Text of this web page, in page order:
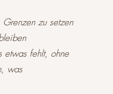
zu setzen
etwas fehlt, ohne
was